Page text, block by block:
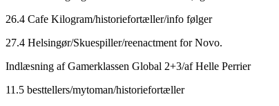
26.4 Cafe Kilogram/historiefortæller/info følger
27.4 Helsingør/Skuespiller/reenactment for Novo.
Indlæsning af Gamerklassen Global 2+3/af Helle Perrier
11.5 besttellers/mytoman/historiefortæller